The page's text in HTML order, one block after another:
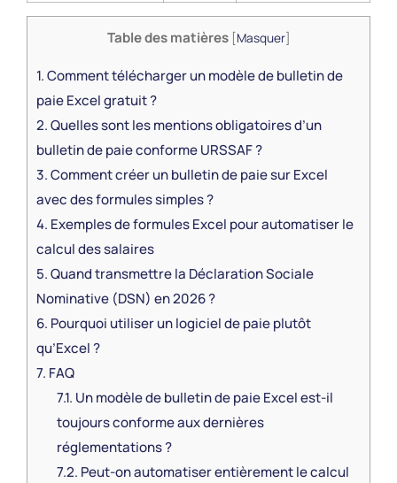
Table des matières [Masquer]
1.Comment télécharger un modèle de bulletin de
paie Excel gratuit ?
2.Quelles sont les mentions obligatoires d’un
bulletin de paie conforme URSSAF ?
3.Comment créer un bulletin de paie sur Excel
avec des formules simples ?
4. Exemples de formules Excel pour automatiser le
calcul des salaires
5.Quand transmettre la Déclaration Sociale
Nominative (DSN) en 2026 ?
6. Pourquoi utiliser un logiciel de paie plutôt
qu’Excel ?
7. FAQ
7.1. Un modèle de bulletin de paie Excel est-il
toujours conforme aux dernières
réglementations ?
7.2. Peut-on automatiser entièrement le calcul